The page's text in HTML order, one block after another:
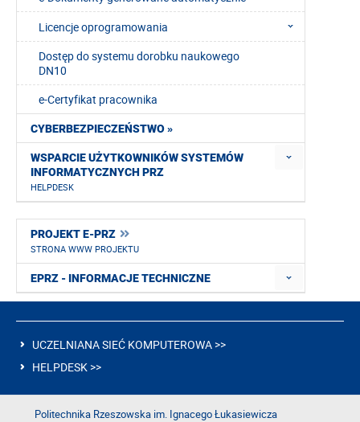
Licencje oprogramowania
Dostęp do systemu dorobku naukowego
DN10
e-Certyfikat pracownika
CYBERBEZPIECZEŃSTWO »
WSPARCIE UŻYTKOWNIKÓW SYSTEMÓW
INFORMATYCZNYCH PRZ
HELPDESK
PROJEKT E-PRZ
STRONA WWW PROJEKTU
EPRZ - INFORMACJE TECHNICZNE
UCZELNIANA SIEĆ KOMPUTEROWA >>
HELPDESK >>
Politechnika Rzeszowska im. Ignacego Łukasiewicza